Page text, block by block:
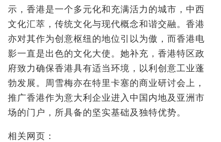
示，香港是一个多元化和充满活力的城市，中西
文化汇萃，传统文化与现代概念和谐交融。香港
亦对其作为创意枢纽的地位引以为傲，而香港电
影一直是出色的文化大使。她补充，香港特区政
府致力确保香港具有适当环境，以利创意工业蓬
勃发展。周雪梅亦在特里卡塞的商业研讨会上，
推广香港作为意大利企业进入中国内地及亚洲市
场的门户，所具备的坚实基础及独特优势。
相关网页：